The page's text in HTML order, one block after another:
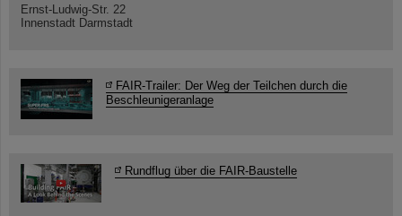
Ernst-Ludwig-Str. 22
Innenstadt Darmstadt
FAIR-Trailer: Der Weg der Teilchen durch die
Beschleunigeranlage
Rundflug über die FAIR-Baustelle